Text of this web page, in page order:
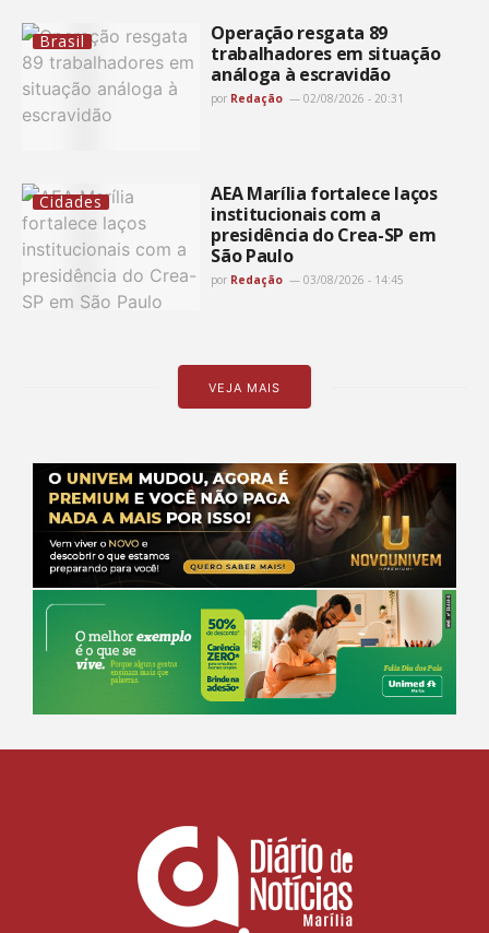
Brasil
Operação resgata 89
trabalhadores em situação
análoga à escravidão
por Redação 02/08/2026 - 20:31
Cidades
AEA Marília fortalece laços
institucionais com a
presidência do Crea-SP em
São Paulo
por Redação 03/08/2026 - 14:45
VEJA MAIS